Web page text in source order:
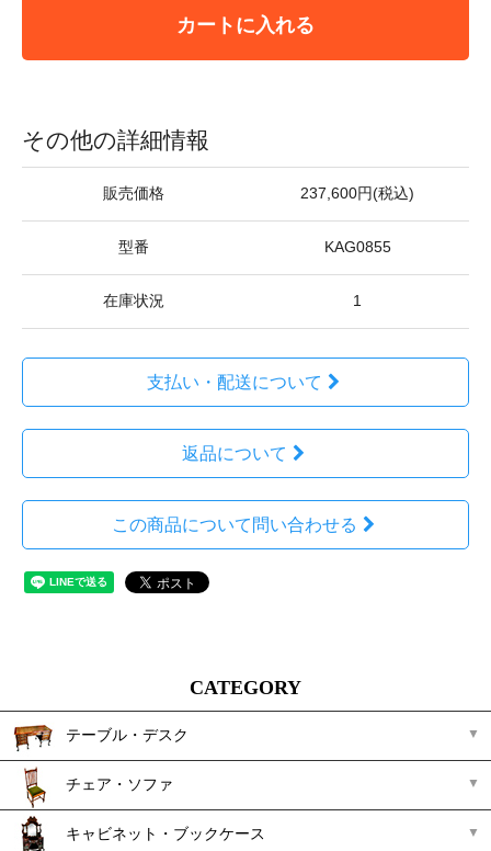
カートに入れる
その他の詳細情報
販売価格 237,600円(税込)
型番 KAG0855
在庫状況 1
支払い・配送について
返品について
この商品について問い合わせる
CATEGORY
テーブル・デスク
チェア・ソファ
キャビネット・ブックケース